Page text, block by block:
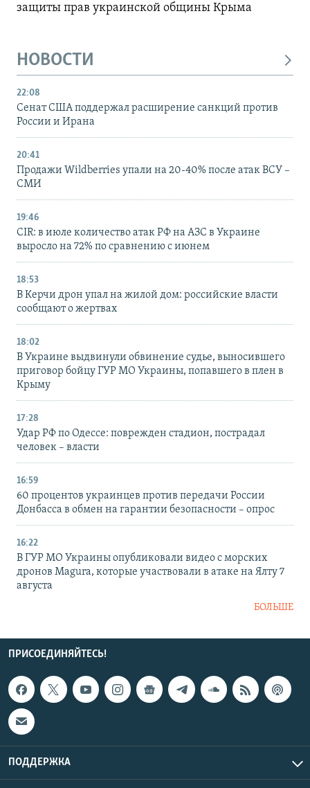
защиты прав украинской общины Крыма
НОВОСТИ
22:08
Сенат США поддержал расширение санкций против
России и Ирана
20:41
Продажи Wildberries упали на 20-40% после атак ВСУ –
СМИ
19:46
CIR: в июле количество атак РФ на АЗС в Украине
выросло на 72% по сравнению с июнем
18:53
В Керчи дрон упал на жилой дом: российские власти
сообщают о жертвах
18:02
В Украине выдвинули обвинение судье, выносившего
приговор бойцу ГУР МО Украины, попавшего в плен в
Крыму
17:28
Удар РФ по Одессе: поврежден стадион, пострадал
человек – власти
16:59
60 процентов украинцев против передачи России
Донбасса в обмен на гарантии безопасности – опрос
16:22
В ГУР МО Украины опубликовали видео с морских
дронов Magura, которые участвовали в атаке на Ялту 7
августа
БОЛЬШЕ
ПРИСОЕДИНЯЙТЕСЬ!
ПОДДЕРЖКА